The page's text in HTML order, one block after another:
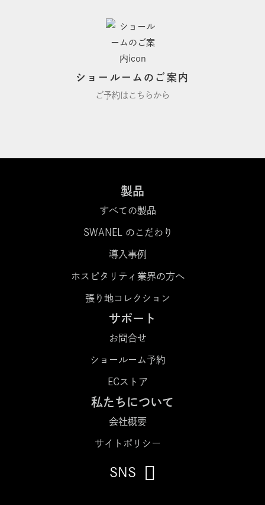
ショールームのご案内
ご予約はこちらから
製品
すべての製品
SWANEL のこだわり
導入事例
ホスピタリティ業界の方へ
張り地コレクション
サポート
お問合せ
ショールーム予約
ECストア
私たちについて
会社概要
サイトポリシー
SNS